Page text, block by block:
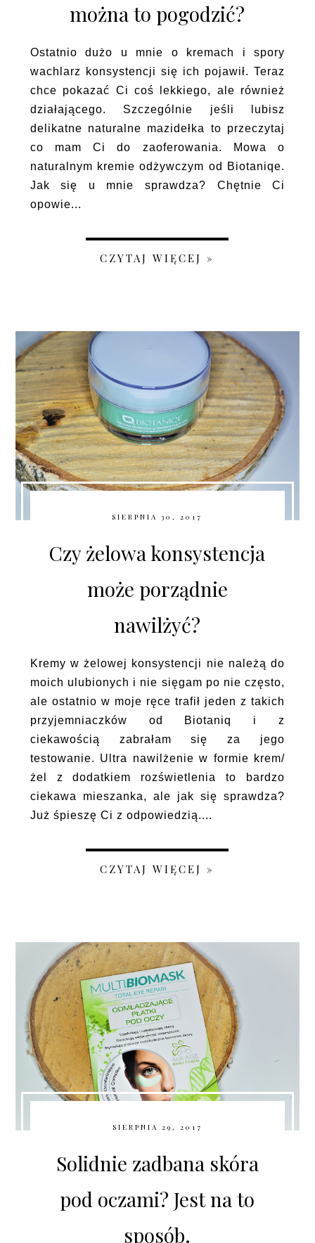
można to pogodzić?
Ostatnio dużo u mnie o kremach i spory
wachlarz konsystencji się ich pojawił. Teraz
chce pokazać Ci coś lekkiego, ale również
działającego. Szczególnie jeśli lubisz
delikatne naturalne mazidełka to przeczytaj
co mam Ci do zaoferowania. Mowa o
naturalnym kremie odżywczym od Biotaniqe.
Jak się u mnie sprawdza? Chętnie Ci
opowie...
CZYTAJ WIĘCEJ »
SIERPNIA 30, 2017
Czy żelowa konsystencja
może porządnie
nawilżyć?
Kremy w żelowej konsystencji nie należą do
moich ulubionych i nie sięgam po nie często,
ale ostatnio w moje ręce trafił jeden z takich
przyjemniaczków od Biotaniq i z
ciekawością zabrałam się za jego
testowanie. Ultra nawilżenie w formie krem/
żel z dodatkiem rozświetlenia to bardzo
ciekawa mieszanka, ale jak się sprawdza?
Już śpieszę Ci z odpowiedzią....
CZYTAJ WIĘCEJ »
SIERPNIA 29, 2017
Solidnie zadbana skóra
pod oczami? Jest na to
sposób.